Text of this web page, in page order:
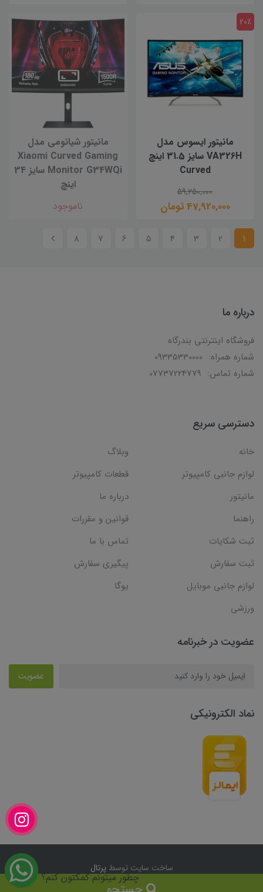
مانیتور ایسوس مدل
VA326H سایز 31.5 اینچ
Curved
59,250,000
47,920,000 تومان
20٪
مانیتور شیائومی مدل
Xiaomi Curved Gaming
Monitor G34WQi سایز 34
اینچ
ناموجود
1
2
3
4
5
6
7
8
چطور میتونم کمکتون کنم؟
درباره ما
فروشگاه اینترنتی بندرگاه
شماره همراه: 09335330000
شماره تماس: 07737224779
دسترسی سریع
خانه
وبلاگ
لوازم جانبی کامپیوتر
قطعات کامپیوتر
مانیتور
درباره ما
راهنما
قوانین و مقررات
ثبت شکایات
تماس با ما
ثبت سفارش
پیگیری سفارش
لوازم جانبی موبایل
یوگا
ورزشی
عضویت در خبرنامه
عضویت
نماد الکترونیکی
ساخت سایت توسطپرتال